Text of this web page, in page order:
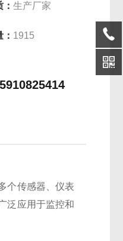
：生产厂家
1915
个传感器、仪表
泛应用于监控和